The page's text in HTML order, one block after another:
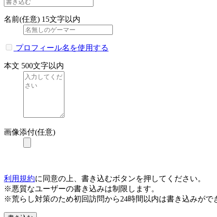
名前(任意) 15文字以内
プロフィール名を使用する
本文 500文字以内
画像添付(任意)
利用規約に同意の上、書き込むボタンを押してください。
※悪質なユーザーの書き込みは制限します。
※荒らし対策のため初回訪問から24時間以内は書き込みがで